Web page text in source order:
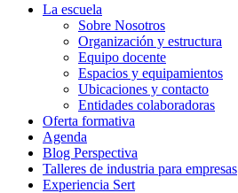
La escuela
Sobre Nosotros
Organización y estructura
Equipo docente
Espacios y equipamientos
Ubicaciones y contacto
Entidades colaboradoras
Oferta formativa
Agenda
Blog Perspectiva
Talleres de industria para empresas
Experiencia Sert